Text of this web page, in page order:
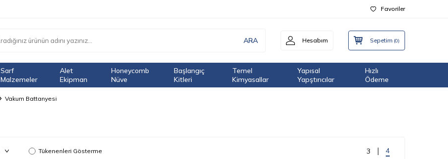
Favoriler
ARA Hesabım Sepetim (0)
Sarf
Malzemeler
Alet
Ekipman
Honeycomb
Nüve
Başlangıç
Kitleri
Temel
Kimyasallar
Yapısal
Yapştırıcılar
Hızlı
Ödeme
Vakum Battanyesi
Tükenenleri Gösterme 3 4